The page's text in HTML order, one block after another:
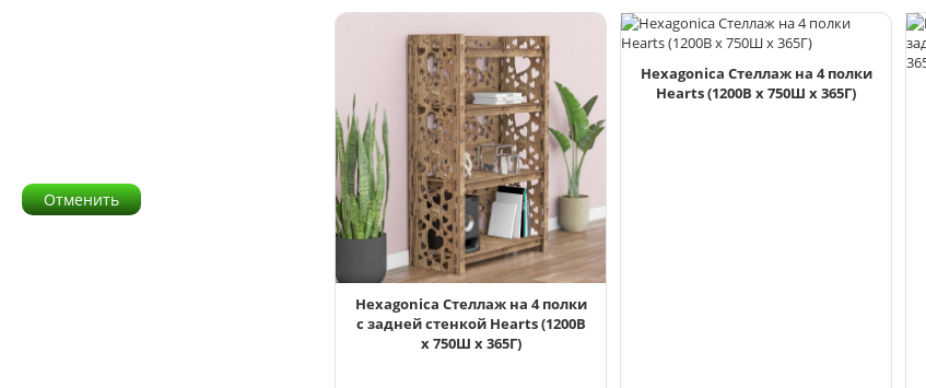
Отменить
Hexagonica Стеллаж на 4 полки
с задней стенкой Hearts (1200В
х 750Ш х 365Г)
Hexagonica Стеллаж на 4 полки
Hearts (1200В х 750Ш х 365Г)